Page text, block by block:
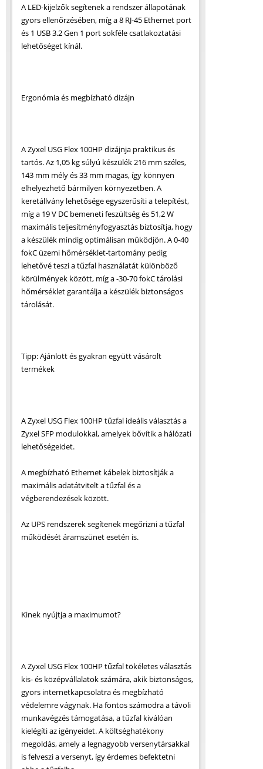
A LED-kijelzők segítenek a rendszer állapotának
gyors ellenőrzésében, míg a 8 RJ-45 Ethernet port
és 1 USB 3.2 Gen 1 port sokféle csatlakoztatási
lehetőséget kínál.
Ergonómia és megbízható dizájn
A Zyxel USG Flex 100HP dizájnja praktikus és
tartós. Az 1,05 kg súlyú készülék 216 mm széles,
143 mm mély és 33 mm magas, így könnyen
elhelyezhető bármilyen környezetben. A
keretállvány lehetősége egyszerűsíti a telepítést,
míg a 19 V DC bemeneti feszültség és 51,2 W
maximális teljesítményfogyasztás biztosítja, hogy
a készülék mindig optimálisan működjön. A 0-40
fokC üzemi hőmérséklet-tartomány pedig
lehetővé teszi a tűzfal használatát különböző
körülmények között, míg a -30-70 fokC tárolási
hőmérséklet garantálja a készülék biztonságos
tárolását.
Tipp: Ajánlott és gyakran együtt vásárolt
termékek
A Zyxel USG Flex 100HP tűzfal ideális választás a
Zyxel SFP modulokkal, amelyek bővítik a hálózati
lehetőségeidet.
A megbízható Ethernet kábelek biztosítják a
maximális adatátvitelt a tűzfal és a
végberendezések között.
Az UPS rendszerek segítenek megőrizni a tűzfal
működését áramszünet esetén is.
Kinek nyújtja a maximumot?
A Zyxel USG Flex 100HP tűzfal tökéletes választás
kis- és középvállalatok számára, akik biztonságos,
gyors internetkapcsolatra és megbízható
védelemre vágynak. Ha fontos számodra a távoli
munkavégzés támogatása, a tűzfal kiválóan
kielégíti az igényeidet. A költséghatékony
megoldás, amely a legnagyobb versenytársakkal
is felveszi a versenyt, így érdemes befektetni